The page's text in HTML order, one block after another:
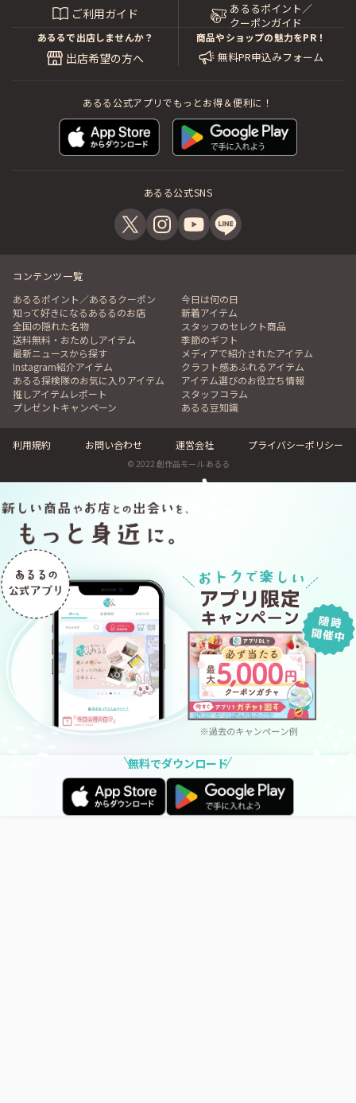
ご利用ガイド
あるるポイント／
クーポンガイド
あるるで出店しませんか？
出店希望の方へ
商品やショップの魅力をPR！
無料PR申込みフォーム
あるる公式アプリでもっとお得＆便利に！
あるる公式SNS
コンテンツ一覧
あるるポイント／あるるクーポン
今日は何の日
知って好きになるあるるのお店
新着アイテム
全国の隠れた名物
スタッフのセレクト商品
送料無料・おためしアイテム
季節のギフト
最新ニュースから探す
メディアで紹介されたアイテム
Instagram紹介アイテム
クラフト感あふれるアイテム
あるる探検隊のお気に入りアイテム
アイテム選びのお役立ち情報
推しアイテムレポート
スタッフコラム
プレゼントキャンペーン
あるる豆知識
利用規約 お問い合わせ 運営会社 プライバシーポリシー
© 2022 創作品モール あるる
無料でダウンロード